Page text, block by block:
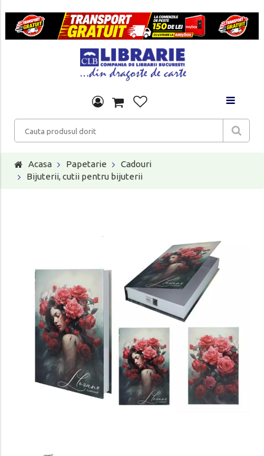
Acasa Papetarie
Cadouri
Bijuterii, cutii pentru bijuterii